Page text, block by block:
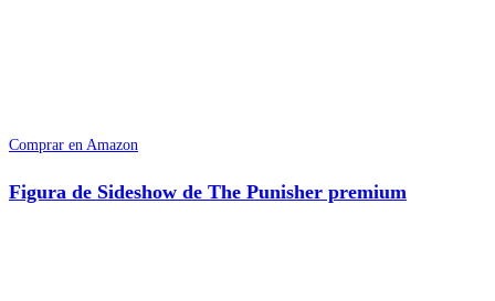
Comprar en Amazon
Figura de Sideshow de The Punisher premium